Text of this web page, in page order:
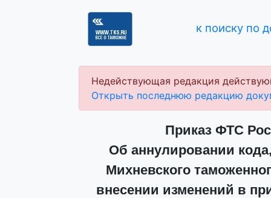
к поиску по
Недействующая редакция
Открыть последнюю редакцию
Приказ ФТС
Об аннулировании
Михневского
внесении изменений в